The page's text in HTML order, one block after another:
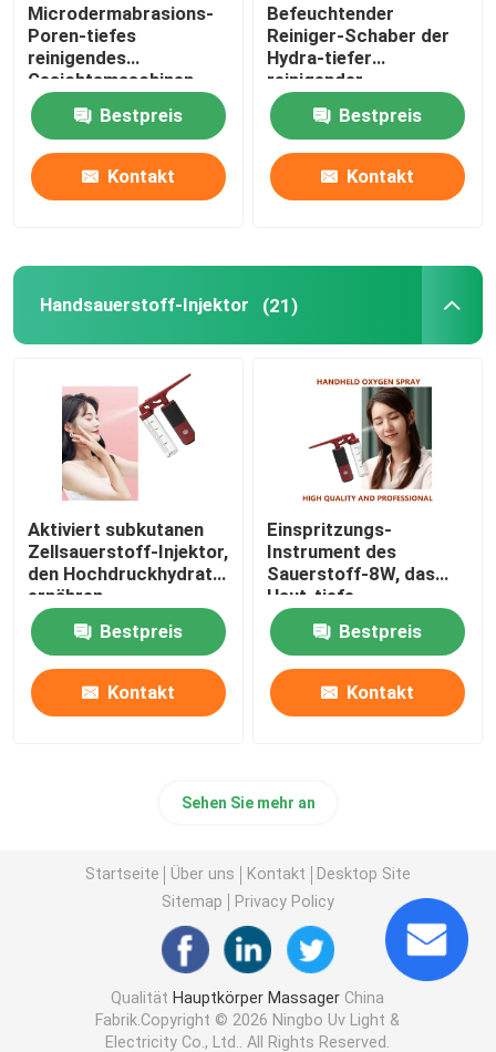
Microdermabrasions-
Poren-tiefes
reinigendes
Gesichtsmaschinen-
elektrisches Mitesser-
Entferner-Vakuum
200g
Bestpreis
Kontakt
Befeuchtender
Reiniger-Schaber der
Hydra-tiefer
reinigender
Gesichtsmaschinen-
wieder aufladbarer
Poren-500mAh
Bestpreis
Kontakt
Handsauerstoff-Injektor (21)
Aktiviert subkutanen
Zellsauerstoff-Injektor,
den Hochdruckhydrat
ernähren
Bestpreis
Kontakt
Einspritzungs-
Instrument des
Sauerstoff-8W, das
Haut-tiefe
Hydratations-
Antiallergie-Reparatur
weiß wird
Bestpreis
Kontakt
Sehen Sie mehr an
Startseite Über uns Kontakt
Desktop Site
Sitemap
Privacy Policy
Qualität Hauptkörper Massager China
Fabrik.Copyright © 2026 Ningbo Uv Light &
Electricity Co., Ltd.. All Rights Reserved.